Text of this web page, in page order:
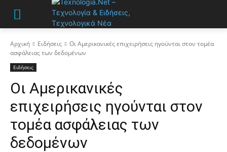
Αρχική Ειδήσεις
Οι Αμερικανικές επιχειρήσεις ηγούνται στον τομέα
ασφάλειας των δεδομένων
Ειδήσεις
Οι Αμερικανικές
επιχειρήσεις ηγούνται στον
τομέα ασφάλειας των
δεδομένων